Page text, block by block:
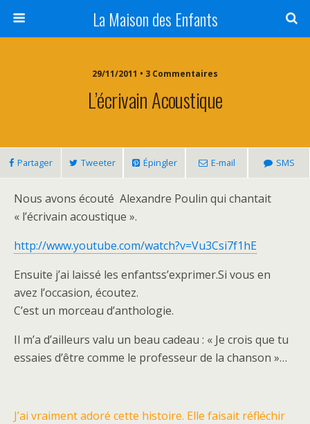
La Maison des Enfants
29/11/2011 • 3 Commentaires
L’écrivain Acoustique
Partager Tweeter Épingler E-mail SMS
Nous avons écouté Alexandre Poulin qui chantait
« l’écrivain acoustique ».
http://www.youtube.com/watch?v=Vu3Csi7f1hE
Ensuite j’ai laissé les enfantss’exprimer.Si vous en
avez l’occasion, écoutez.
C’est un morceau d’anthologie.
Il m’a d’ailleurs valu un beau cadeau : « Je crois que tu
essaies d’être comme le professeur de la chanson »…
J’ai vraiment adoré cette histoire. Elle faisait réfléchir